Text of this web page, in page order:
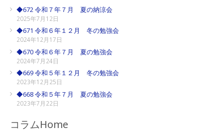
◆672 令和７年７月 夏の納涼会
2025年7月12日
◆671 令和６年１２月 冬の勉強会
2024年12月17日
◆670 令和６年７月 夏の勉強会
2024年7月24日
◆669 令和５年１２月 冬の勉強会
2023年12月25日
◆668 令和５年７月 夏の勉強会
2023年7月22日
コラムHome